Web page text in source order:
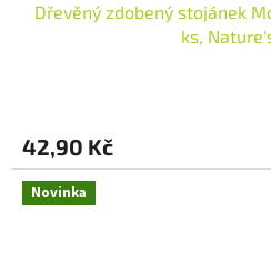
Dřevěný zdobený stojánek
ks,
42,90 Kč
Novinka